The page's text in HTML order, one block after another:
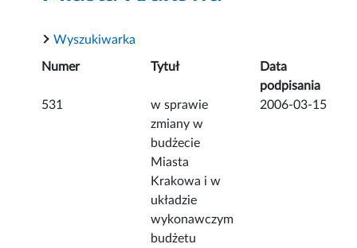
Wyszukiwarka
Numer Tytuł
Data
podpisania
531
w sprawie
zmiany w
budżecie
Miasta
Krakowa i w
układzie
wykonawczym
budżetu
2006-03-15